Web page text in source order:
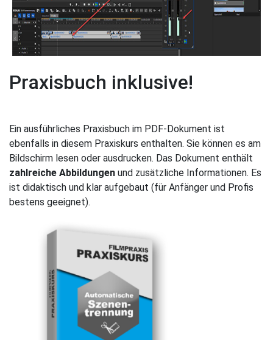
Praxisbuch inklusive!
Ein ausführliches Praxisbuch im PDF-Dokument ist
ebenfalls in diesem Praxiskurs enthalten. Sie können es am
Bildschirm lesen oder ausdrucken. Das Dokument enthält
zahlreiche Abbildungen und zusätzliche Informationen. Es
ist didaktisch und klar aufgebaut (für Anfänger und Profis
bestens geeignet).